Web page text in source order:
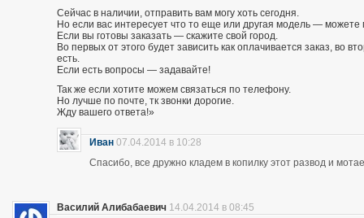
Сейчас в наличии, отправить вам могу хоть сегодня.
Но если вас интересует что то еще или другая модель —
Если вы готовы заказать — скажите свой город.
Во первых от этого будет зависить как оплачивается заказ, во
есть.
Если есть вопросы — задавайте!
Так же если хотите можем связаться по телефону.
Но лучше по почте, тк звонки дорогие.
Жду вашего ответа!»
Иван 07.04.2014 в 10:28
Спасибо, все дружно кладем в копилку этот развод и
Василий Алибабаевич 14.04.2014 в 08:45